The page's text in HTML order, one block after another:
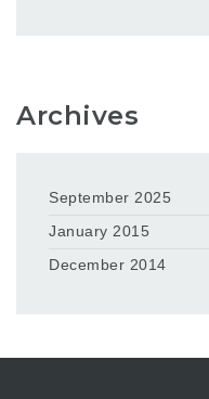
Archives
September 2025
January 2015
December 2014